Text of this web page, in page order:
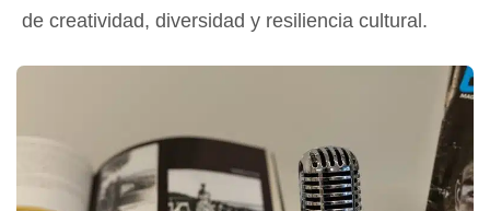
de creatividad, diversidad y resiliencia cultural.